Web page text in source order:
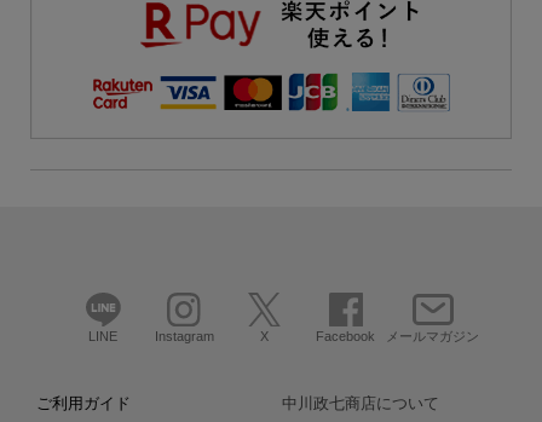
LINE Instagram X Facebook メールマガジン
ご利用ガイド 中川政七商店について